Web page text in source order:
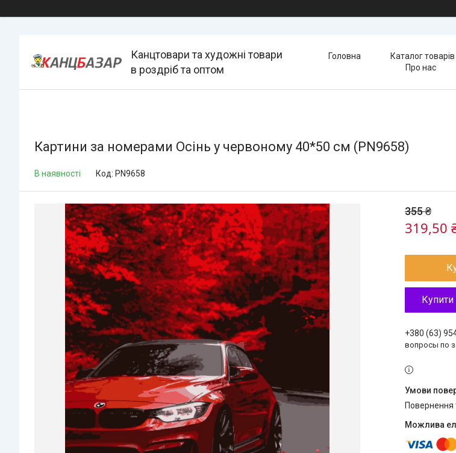
Канцтовари та художні товари
в роздріб та оптом
Головна Каталог товарів
Про нас
Картини за номерами Осінь у червоному 40*50 см (PN9658)
В наявності Код: PN9658
355 ₴
319,50
Купити
+380 (63)
вопросы по